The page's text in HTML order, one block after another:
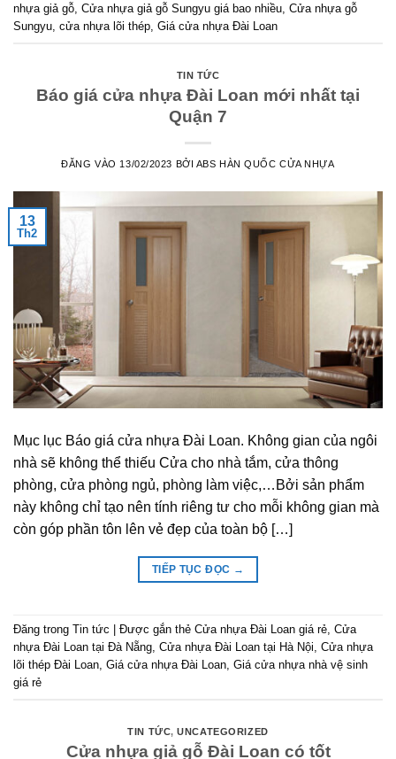
nhựa giả gỗ, Cửa nhựa giả gỗ Sungyu giá bao nhiều, Cửa nhựa gỗ
Sungyu, cửa nhựa lõi thép, Giá cửa nhựa Đài Loan
TIN TỨC
Báo giá cửa nhựa Đài Loan mới nhất tại
Quận 7
ĐĂNG VÀO13/02/2023 BỞI ABS HÀN QUỐC CỬA NHỰA
13
Th2
Mục lục Báo giá cửa nhựa Đài Loan. Không gian của ngôi
nhà sẽ không thể thiếu Cửa cho nhà tắm, cửa thông
phòng, cửa phòng ngủ, phòng làm việc,…Bởi sản phẩm
này không chỉ tạo nên tính riêng tư cho mỗi không gian mà
còn góp phần tôn lên vẻ đẹp của toàn bộ […]
TIẾP TỤC ĐỌC →
Đăng trong Tin tức Được gắn thẻ Cửa nhựa Đài Loan giá rẻ Cửa
nhựa Đài Loan tại Đà Nẵng Cửa nhựa Đài Loan tại Hà Nội Cửa nhựa
lõi thép Đài Loan Giá cửa nhựa Đài Loan Giá cửa nhựa nhà vệ sinh
giá rẻ
TIN TỨC,UNCATEGORIZED
Cửa nhựa giả gỗ Đài Loan có tốt